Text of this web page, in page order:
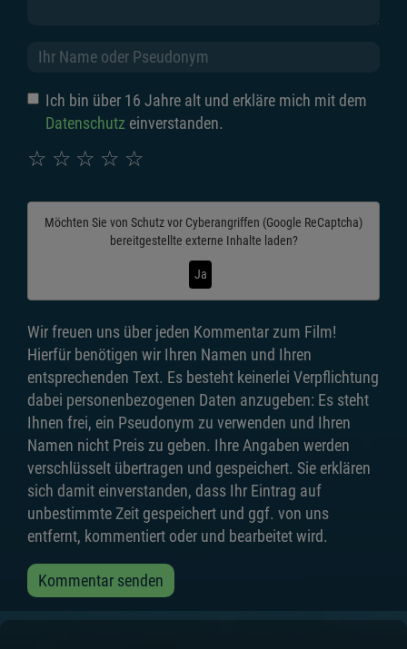
Ich bin über 16 Jahre alt und erkläre mich mit dem
Datenschutz einverstanden.
☆
☆
☆
☆
☆
Möchten Sie von Schutz vor Cyberangriffen (Google ReCaptcha)
bereitgestellte externe Inhalte laden?
Ja
Wir freuen uns über jeden Kommentar zum Film!
Hierfür benötigen wir Ihren Namen und Ihren
entsprechenden Text. Es besteht keinerlei Verpflichtung
dabei personenbezogenen Daten anzugeben: Es steht
Ihnen frei, ein Pseudonym zu verwenden und Ihren
Namen nicht Preis zu geben. Ihre Angaben werden
verschlüsselt übertragen und gespeichert. Sie erklären
sich damit einverstanden, dass Ihr Eintrag auf
unbestimmte Zeit gespeichert und ggf. von uns
entfernt, kommentiert oder und bearbeitet wird.
Kommentar senden